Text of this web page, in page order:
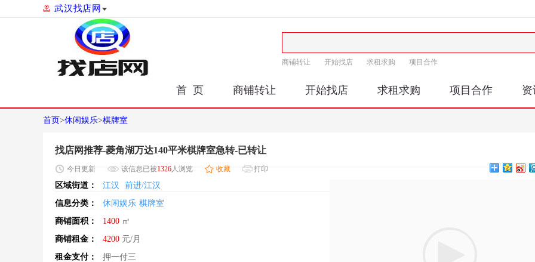
武汉找店网
商铺转让 开始找店 求租求购 项目合作
首 页 商铺转让 开始找店 求租求购 项目合作 资
首页>休闲娱乐>棋牌室
找店网推荐-菱角湖万达140平米棋牌室急转-已转让
今日 更新 该信息已被1326人浏览 收藏 打印
区域街道： 江汉
前进/江汉
信息分类：
休闲娱乐 棋牌室
商铺面积：
1400 ㎡
商铺租金：
4200 元/月
租金支付：
押一付三